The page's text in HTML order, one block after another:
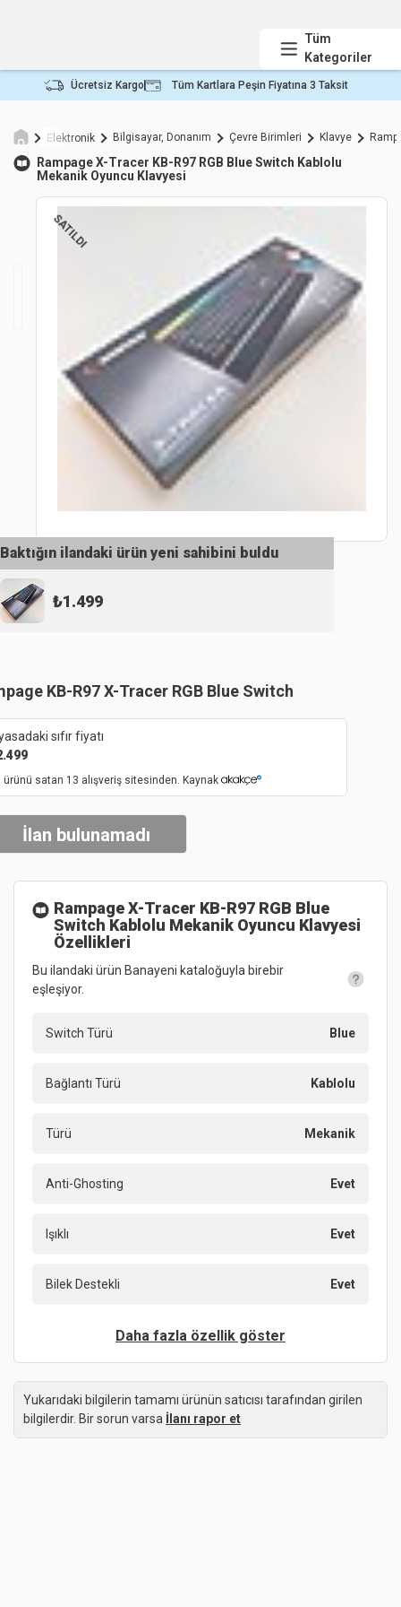
Tüm
Kategoriler
Ücretsiz Kargo Tüm Kartlara Peşin Fiyatına 3 Taksit
Elektronik Bilgisayar, Donanım Çevre Birimleri Klavye
RampageX-Tracer KB-R97 RGB Blue Switch Kablolu
Mekanik Oyuncu Klavyesi
SATILDI
Baktığın ilandaki ürün yeni sahibini buldu
₺1.499
KB-R97 X-Tracer RGB Blue Switch
sıfır fiyatı
ürünü satan 13 alışveriş sitesinden. Kaynak
İlan bulunamadı
Rampage X-Tracer KB-R97 RGB Blue
Switch Kablolu Mekanik Oyuncu Klavyesi
Özellikleri
Bu ilandaki ürün Banayeni kataloğuyla birebir
eşleşiyor.
Switch Türü Blue
Bağlantı Türü Kablolu
Türü Mekanik
Anti-Ghosting Evet
Işıklı Evet
Bilek Destekli Evet
Daha fazla özellik göster
Yukarıdaki bilgilerin tamamı ürünün satıcısı tarafından girilen
bilgilerdir. Bir sorun varsa İlanı rapor et